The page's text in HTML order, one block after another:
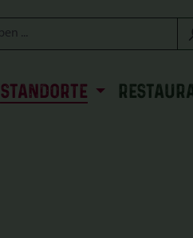
STANDORTE